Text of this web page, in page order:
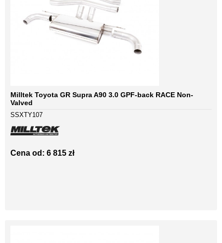
Milltek Toyota GR Supra A90 3.0 GPF-back RACE Non-
Valved
SSXTY107
Cena od: 6 815 zł